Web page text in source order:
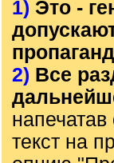
1) Это -
2) Все
текст на